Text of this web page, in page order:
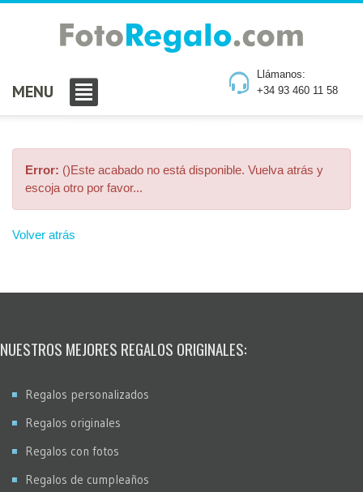
Llámanos:
+34 93 460 11 58
MENU
Error: ()Este acabado no está disponible. Vuelva atrás y
escoja otro por favor...
Volver atrás
NUESTROS MEJORES REGALOS ORIGINALES:
Regalos personalizados
Regalos originales
Regalos con fotos
Regalos de cumpleaños